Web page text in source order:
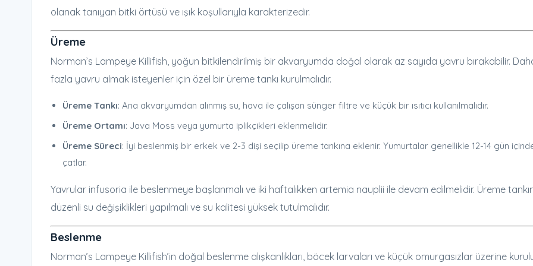
olanak tanıyan bitki örtüsü ve ışık koşullarıyla karakterizedir.
Üreme
Norman’s Lampeye Killifish, yoğun bitkilendirilmiş bir akvaryumda doğal olarak az sayıda yavru bırakabilir.
fazla yavru almak isteyenler için özel bir üreme tankı kurulmalıdır.
Üreme Tankı: Ana akvaryumdan alınmış su, hava ile çalışan sünger filtre ve küçük bir ısıtıcı kullanılmalıdır.
Üreme Ortamı: Java Moss veya yumurta iplikçikleri eklenmelidir.
Üreme Süreci: İyi beslenmiş bir erkek ve 2-3 dişi seçilip üreme tankına eklenir. Yumurtalar genellikle 12-14 gün
çatlar.
Yavrular infusoria ile beslenmeye başlanmalı ve iki haftalıkken artemia nauplii ile devam edilmelidir. Üreme
düzenli su değişiklikleri yapılmalı ve su kalitesi yüksek tutulmalıdır.
Beslenme
Norman’s Lampeye Killifish’in doğal beslenme alışkanlıkları, böcek larvaları ve küçük omurgasızlar üzerine